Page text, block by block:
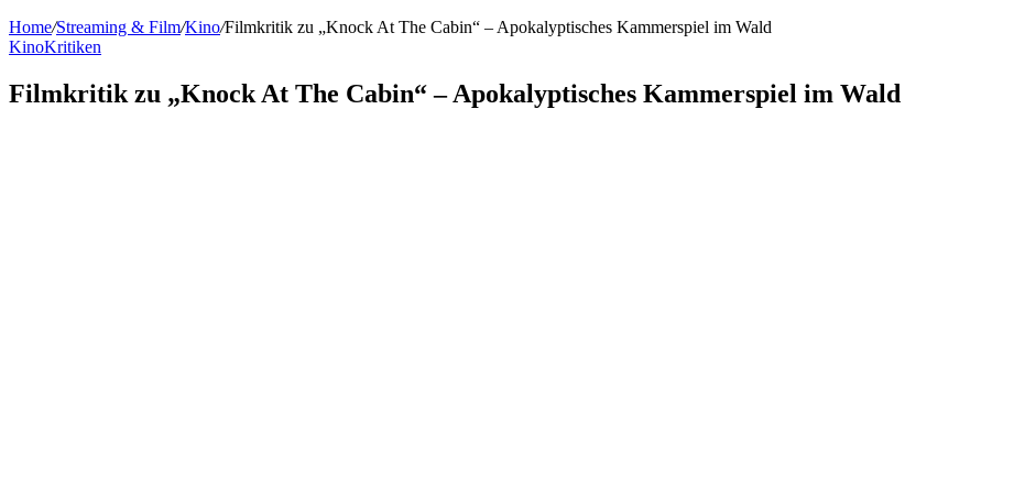
Home/Streaming & Film/Kino/Filmkritik zu „Knock At The Cabin“ – Apokalyptisches Kammerspiel im Wald
KinoKritiken
Filmkritik zu „Knock At The Cabin“ – Apokalyptisches Kammerspiel im Wald